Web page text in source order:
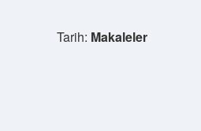
Tarih: Makaleler